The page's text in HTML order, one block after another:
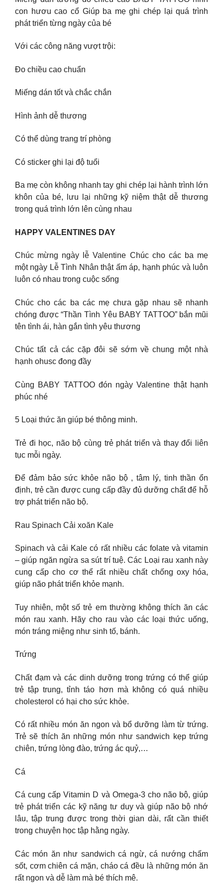
con hươu cao cổ Giúp ba mẹ ghi chép lại quá trình
phát triển từng ngày của bé
Với các công năng vượt trội:
Đo chiều cao chuẩn
Miếng dán tốt và chắc chắn
Hình ảnh dễ thương
Có thể dùng trang trí phòng
Có sticker ghi lại độ tuổi
Ba mẹ còn không nhanh tay ghi chép lại hành trình lớn
khôn của bé, lưu lại những kỹ niệm thật dễ thương
trong quá trình lớn lên cùng nhau
HAPPY VALENTINES DAY
Chúc mừng ngày lễ Valentine Chúc cho các ba mẹ
một ngày Lễ Tình Nhân thật ấm áp, hạnh phúc và luôn
luôn có nhau trong cuộc sống
Chúc cho các ba các mẹ chưa gặp nhau sẽ nhanh
chóng được “Thần Tình Yêu BABY TATTOO” bắn mũi
tên tình ái, hàn gắn tình yêu thương
Chúc tất cả các cặp đôi sẽ sớm về chung một nhà
hạnh ohusc đong đầy
Cùng BABY TATTOO đón ngày Valentine thật hạnh
phúc nhé
5 Loại thức ăn giúp bé thông minh.
Trẻ đi học, não bộ cùng trẻ phát triển và thay đổi liên
tục mỗi ngày.
Để đảm bảo sức khỏe não bộ , tâm lý, tinh thần ổn
định, trẻ cần được cung cấp đầy đủ dưỡng chất để hỗ
trợ phát triển não bộ.
Rau Spinach Cải xoăn Kale
Spinach và cải Kale có rất nhiều các folate và vitamin
– giúp ngăn ngừa sa sút trí tuệ. Các Loại rau xanh này
cung cấp cho cơ thể rất nhiều chất chống oxy hóa,
giúp não phát triển khỏe mạnh.
Tuy nhiên, một số trẻ em thường không thích ăn các
món rau xanh. Hãy cho rau vào các loại thức uống,
món tráng miệng như sinh tố, bánh.
Trứng
Chất đạm và các dinh dưỡng trong trứng có thể giúp
trẻ tập trung, tỉnh táo hơn mà không có quá nhiều
cholesterol có hại cho sức khỏe.
Có rất nhiều món ăn ngon và bổ dưỡng làm từ trứng.
Trẻ sẽ thích ăn những món như sandwich kẹp trứng
chiên, trứng lòng đào, trứng ác quỷ,…
Cá
Cá cung cấp Vitamin D và Omega-3 cho não bộ, giúp
trẻ phát triển các kỹ năng tư duy và giúp não bộ nhớ
lâu, tập trung được trong thời gian dài, rất cần thiết
trong chuyện học tập hằng ngày.
Các món ăn như sandwich cá ngừ, cá nướng chấm
sốt, cơm chiên cá mặn, cháo cá đều là những món ăn
rất ngon và dễ làm mà bé thích mê.